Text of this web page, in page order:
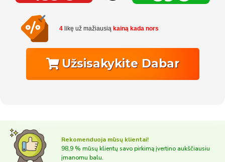
4likę už mažiausią kainą kada nors
Užsisakykite Dabar
Rekomenduoja mūsų klientai!
98,9 % mūsų klientų savo pirkimą įvertino aukščiausiu
įmanomu balu.